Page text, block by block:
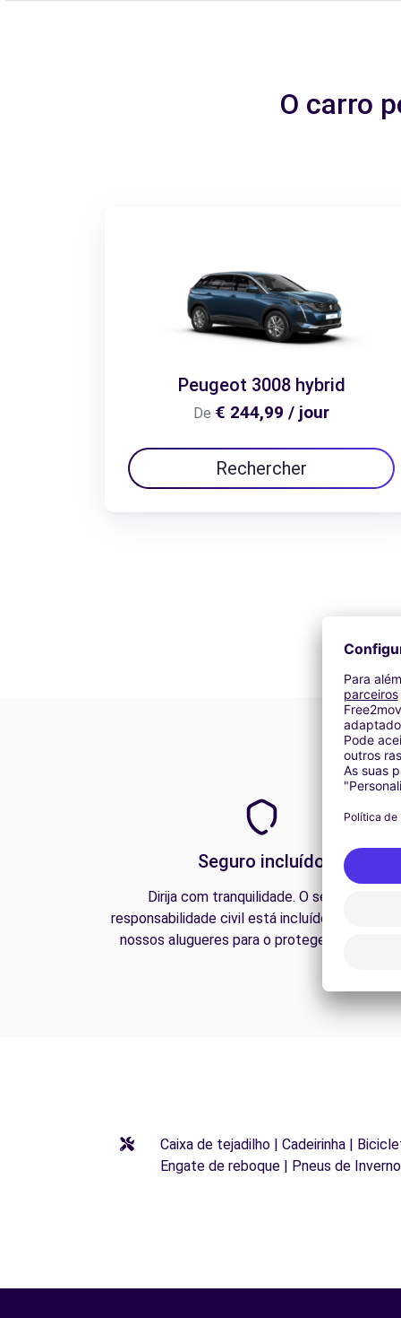
O carro
Peugeot 3008 hybrid
De € 244,99 / jour
Rechercher
Seguro incluído
Dirija com tranquilidade. O seguro de
responsabilidade civil está incluído em todos
nossos alugueres para o proteger na
Caixa de tejadilho | Cadeirinha |
Engate de reboque | Pneus de Inverno